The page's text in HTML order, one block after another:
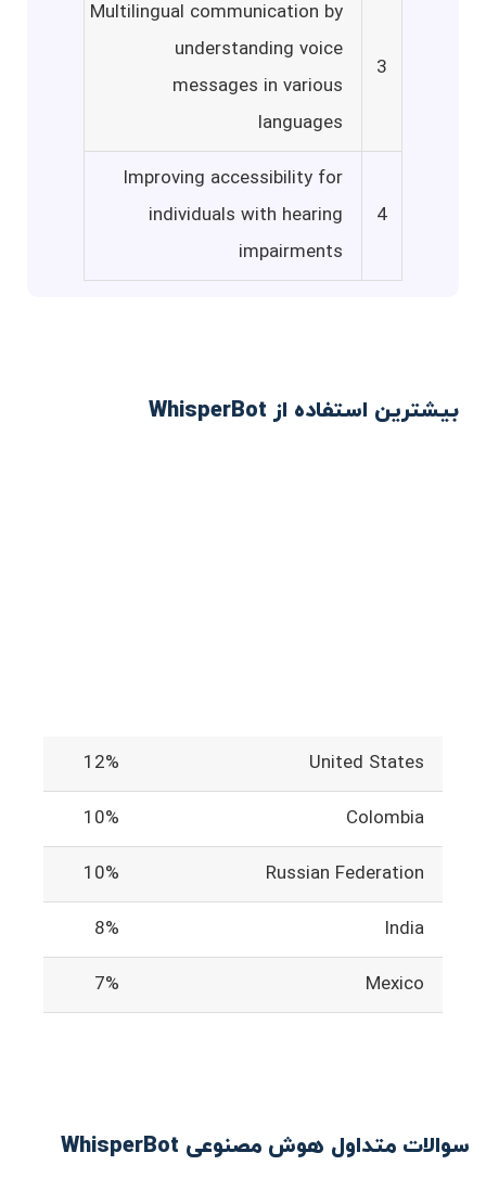
3
Multilingual communication by
understanding voice
messages in various
languages
4
Improving accessibility for
individuals with hearing
impairments
بیشترین استفاده از WhisperBot
United States
12%
Colombia
10%
Russian Federation
10%
India
8%
Mexico
7%
سوالات متداول هوش مصنوعی WhisperBot